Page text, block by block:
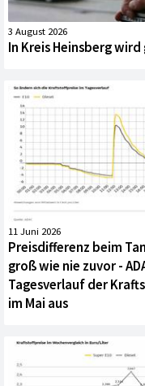
3 August 2026
In Kreis Heinsberg
11 Juni 2026
Preisdifferenz beim
groß wie nie zuvor -
Tagesverlauf der
im Mai aus